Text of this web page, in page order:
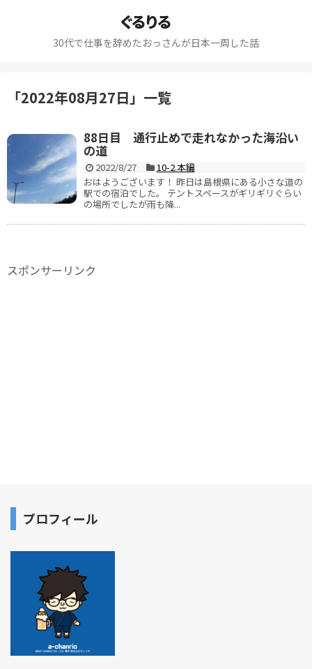
ぐるりる
30代で仕事を辞めたおっさんが日本一周した話
「2022年08月27日」 一覧
88日目 通行止めで走れなかった海沿い
の道
2022/8/27
10-2.本編
おはようございます！ 昨日は島根県にある小さな道の
駅での宿泊でした。 テントスペースがギリギリぐらい
の場所でしたが雨も降...
スポンサーリンク
プロフィール